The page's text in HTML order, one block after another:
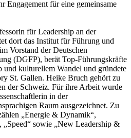
Engagement für eine gemeinsame
für Leadership an der
dort das Institut für Führung und
Vorstand der Deutschen
(DGFP), berät Top-Führungskräfte
und kulturellem Wandel und gründete
St. Gallen. Heike Bruch gehört zu
der Schweiz. Für ihre Arbeit wurde
in der
Raum ausgezeichnet. Zu
„Energie & Dynamik“,
„Speed“ sowie „New Leadership &